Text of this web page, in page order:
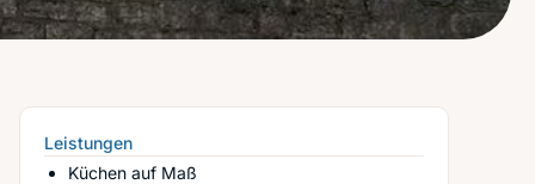
Leistungen
Küchen auf Maß